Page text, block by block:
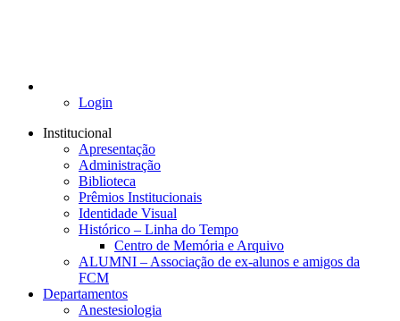
Login
Institucional
Apresentação
Administração
Biblioteca
Prêmios Institucionais
Identidade Visual
Histórico – Linha do Tempo
Centro de Memória e Arquivo
ALUMNI – Associação de ex-alunos e amigos da
FCM
Departamentos
Anestesiologia